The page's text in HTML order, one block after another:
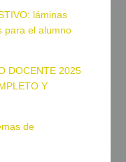
láminas
para el alumno
DOCENTE 2025
Y
de